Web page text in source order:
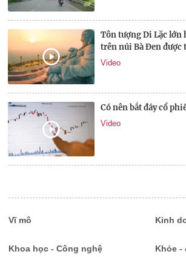
Tôn tượng Di Lặc lớn
trên núi Bà Đen được
Video
Có nên bắt đáy cổ
Video
Vĩ mô Kinh
Khoa học - Công nghệ Khỏe -